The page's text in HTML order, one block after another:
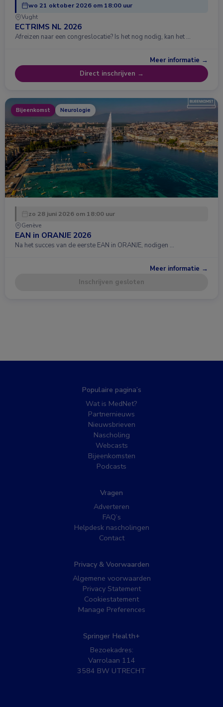
wo 21 oktober 2026 om 18:00 uur
Vught
ECTRIMS NL 2026
Afreizen naar een congreslocatie? Is het nog nodig, kan het …
Meer informatie →
Direct inschrijven →
Bijeenkomst Neurologie
zo 28 juni 2026 om 18:00 uur
Genève
EAN in ORANJE 2026
Na het succes van de eerste EAN in ORANJE, nodigen …
Meer informatie →
Inschrijven gesloten
Populaire pagina’s
Wat is MedNet?
Partnernieuws
Nieuwsbrieven
Nascholing
Webcasts
Bijeenkomsten
Podcasts
Vragen
Adverteren
FAQ’s
Helpdesk nascholingen
Contact
Privacy & Voorwaarden
Algemene voorwaarden
Privacy Statement
Cookiestatement
Manage Preferences
Springer Health+
Bezoekadres:
Varrolaan 114
3584 BW UTRECHT